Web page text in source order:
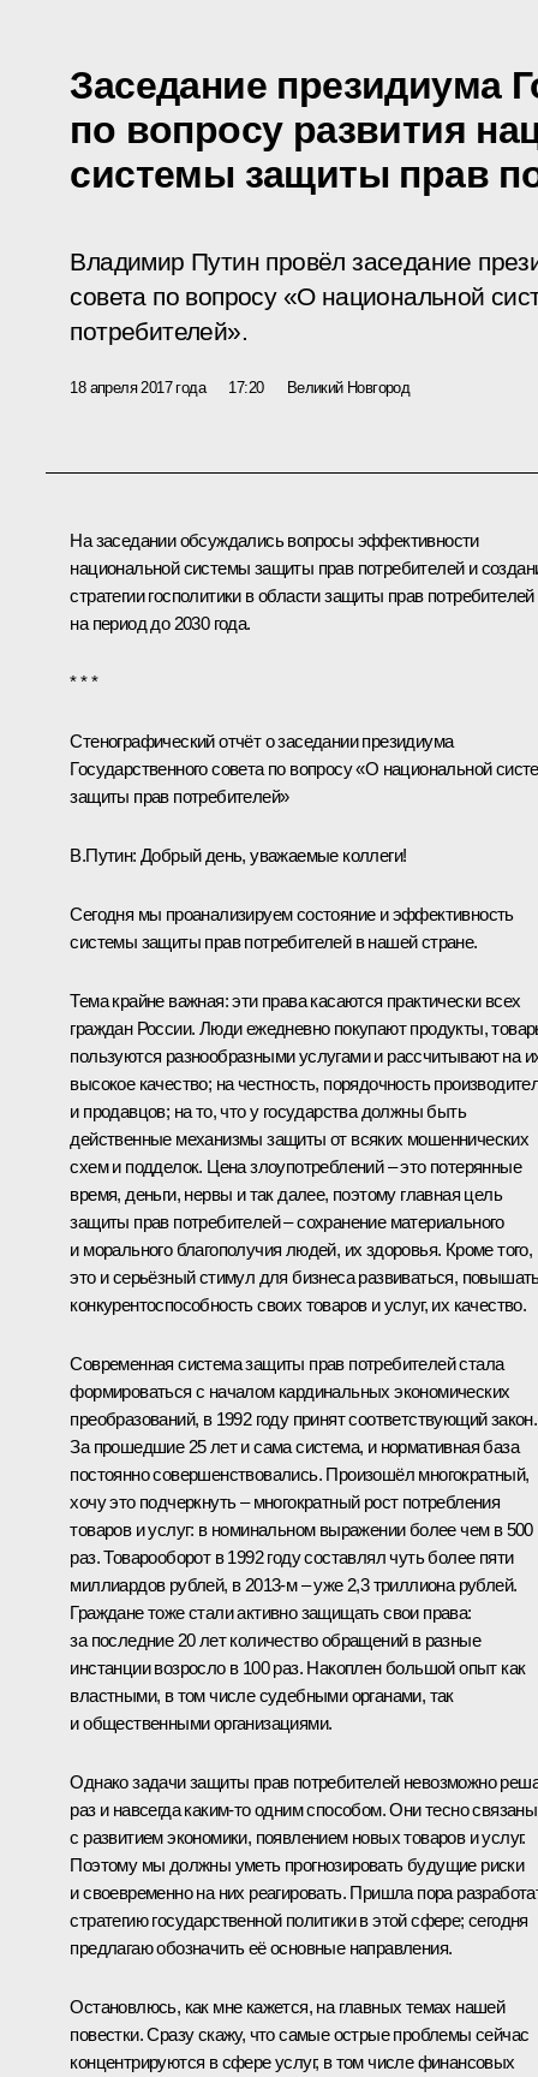
Заседание президиума
по вопросу развития
системы защиты прав
Владимир Путин провёл заседание
совета по вопросу «О национальной
потребителей».
18 апреля 2017 года 17:20 Великий Новгород
На заседании обсуждались вопросы эффективности
национальной системы защиты прав потребителей и
стратегии госполитики в области защиты прав потребителей
на период до 2030 года.
* * *
Стенографический отчёт о заседании президиума
Государственного совета по вопросу «О национальной
защиты прав потребителей»
В.Путин: Добрый день, уважаемые коллеги!
Сегодня мы проанализируем состояние и эффективность
системы защиты прав потребителей в нашей стране.
Тема крайне важная: эти права касаются практически всех
граждан России. Люди ежедневно покупают продукты,
пользуются разнообразными услугами и рассчитывают на
высокое качество; на честность, порядочность
и продавцов; на то, что у государства должны быть
действенные механизмы защиты от всяких мошеннических
схем и подделок. Цена злоупотреблений – это потерянные
время, деньги, нервы и так далее, поэтому главная цель
защиты прав потребителей – сохранение материального
и морального благополучия людей, их здоровья. Кроме того,
это и серьёзный стимул для бизнеса развиваться,
конкурентоспособность своих товаров и услуг, их качество.
Современная система защиты прав потребителей стала
формироваться с началом кардинальных экономических
преобразований, в 1992 году принят соответствующий закон.
За прошедшие 25 лет и сама система, и нормативная база
постоянно совершенствовались. Произошёл многократный,
хочу это подчеркнуть – многократный рост потребления
товаров и услуг: в номинальном выражении более чем в 500
раз. Товарооборот в 1992 году составлял чуть более пяти
миллиардов рублей, в 2013-м – уже 2,3 триллиона рублей.
Граждане тоже стали активно защищать свои права:
за последние 20 лет количество обращений в разные
инстанции возросло в 100 раз. Накоплен большой опыт как
властными, в том числе судебными органами, так
и общественными организациями.
Однако задачи защиты прав потребителей невозможно
раз и навсегда каким-то одним способом. Они тесно связаны
с развитием экономики, появлением новых товаров и услуг.
Поэтому мы должны уметь прогнозировать будущие риски
и своевременно на них реагировать. Пришла пора
стратегию государственной политики в этой сфере; сегодня
предлагаю обозначить её основные направления.
Остановлюсь, как мне кажется, на главных темах нашей
повестки. Сразу скажу, что самые острые проблемы сейчас
концентрируются в сфере услуг, в том числе финансовых